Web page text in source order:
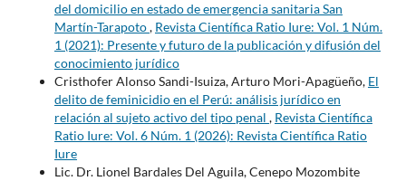
del domicilio en estado de emergencia sanitaria San
Martín-Tarapoto, Revista Científica Ratio Iure: Vol. 1 Núm.
1 (2021): Presente y futuro de la publicación y difusión del
conocimiento jurídico
Cristhofer Alonso Sandi-Isuiza, Arturo Mori-Apagüeño, El
delito de feminicidio en el Perú: análisis jurídico en
relación al sujeto activo del tipo penal , Revista Científica
Ratio Iure: Vol. 6 Núm. 1 (2026): Revista Científica Ratio
Iure
Lic. Dr. Lionel Bardales Del Aguila, Cenepo Mozombite